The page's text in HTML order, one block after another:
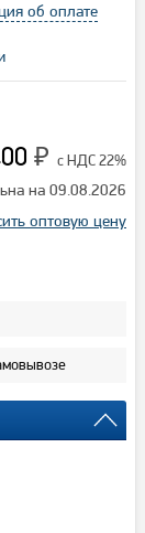
об оплате
₽ с НДС 22%
на 09.08.2026
оптовую цену